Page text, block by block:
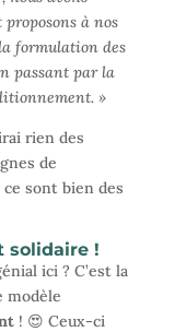
à nos
formulation des
passant par la
»
rien des
de
sont bien des
solidaire !
ici ? C’est la
modèle
! 😍 Ceux-ci